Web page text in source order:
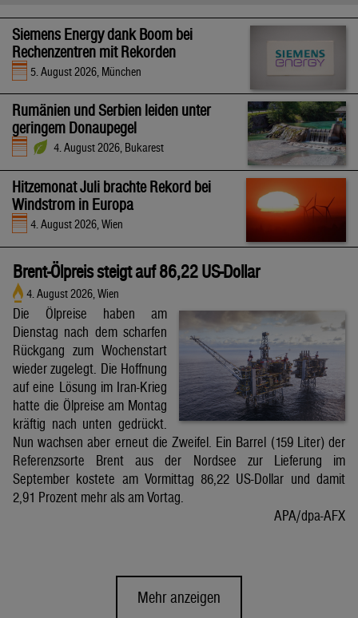
Siemens Energy dank Boom bei
Rechenzentren mit Rekorden
5. August 2026, München
Rumänien und Serbien leiden unter
geringem Donaupegel
4. August 2026, Bukarest
Hitzemonat Juli brachte Rekord bei
Windstrom in Europa
4. August 2026, Wien
Brent-Ölpreis steigt auf 86,22 US-Dollar
4. August 2026, Wien
Die Ölpreise haben am
Dienstag nach dem scharfen
Rückgang zum Wochenstart
wieder zugelegt. Die Hoffnung
auf eine Lösung im Iran-Krieg
hatte die Ölpreise am Montag
kräftig nach unten gedrückt.
Nun wachsen aber erneut die Zweifel. Ein Barrel (159 Liter) der
Referenzsorte Brent aus der Nordsee zur Lieferung im
September kostete am Vormittag 86,22 US-Dollar und damit
2,91 Prozent mehr als am Vortag.
APA/dpa-AFX
Mehr anzeigen